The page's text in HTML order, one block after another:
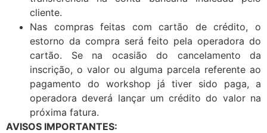
cliente.
Nas compras feitas com cartão de crédito, o
estorno da compra será feito pela operadora do
cartão. Se na ocasião do cancelamento da
inscrição, o valor ou alguma parcela referente ao
pagamento do workshop já tiver sido paga, a
operadora deverá lançar um crédito do valor na
próxima fatura.
AVISOS IMPORTANTES: